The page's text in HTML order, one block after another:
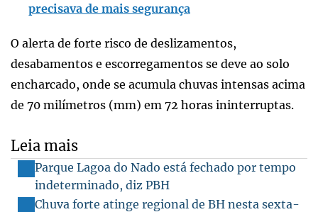
precisava de mais segurança
O alerta de forte risco de deslizamentos,
desabamentos e escorregamentos se deve ao solo
encharcado, onde se acumula chuvas intensas acima
de 70 milímetros (mm) em 72 horas ininterruptas.
Leia mais
Parque Lagoa do Nado está fechado por tempo
indeterminado, diz PBH
Chuva forte atinge regional de BH nesta sexta-